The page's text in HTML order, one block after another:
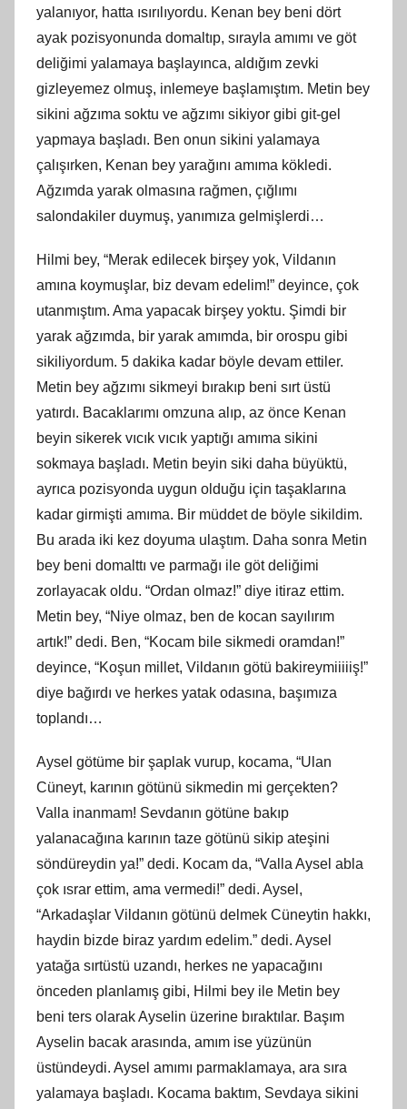
yalanıyor, hatta ısırılıyordu. Kenan bey beni dört
ayak pozisyonunda domaltıp, sırayla amımı ve göt
deliğimi yalamaya başlayınca, aldığım zevki
gizleyemez olmuş, inlemeye başlamıştım. Metin bey
sikini ağzıma soktu ve ağzımı sikiyor gibi git-gel
yapmaya başladı. Ben onun sikini yalamaya
çalışırken, Kenan bey yarağını amıma kökledi.
Ağzımda yarak olmasına rağmen, çığlımı
salondakiler duymuş, yanımıza gelmişlerdi…
Hilmi bey, “Merak edilecek birşey yok, Vildanın
amına koymuşlar, biz devam edelim!” deyince, çok
utanmıştım. Ama yapacak birşey yoktu. Şimdi bir
yarak ağzımda, bir yarak amımda, bir orospu gibi
sikiliyordum. 5 dakika kadar böyle devam ettiler.
Metin bey ağzımı sikmeyi bırakıp beni sırt üstü
yatırdı. Bacaklarımı omzuna alıp, az önce Kenan
beyin sikerek vıcık vıcık yaptığı amıma sikini
sokmaya başladı. Metin beyin siki daha büyüktü,
ayrıca pozisyonda uygun olduğu için taşaklarına
kadar girmişti amıma. Bir müddet de böyle sikildim.
Bu arada iki kez doyuma ulaştım. Daha sonra Metin
bey beni domalttı ve parmağı ile göt deliğimi
zorlayacak oldu. “Ordan olmaz!” diye itiraz ettim.
Metin bey, “Niye olmaz, ben de kocan sayılırım
artık!” dedi. Ben, “Kocam bile sikmedi oramdan!”
deyince, “Koşun millet, Vildanın götü bakireymiiiiiş!”
diye bağırdı ve herkes yatak odasına, başımıza
toplandı…
Aysel götüme bir şaplak vurup, kocama, “Ulan
Cüneyt, karının götünü sikmedin mi gerçekten?
Valla inanmam! Sevdanın götüne bakıp
yalanacağına karının taze götünü sikip ateşini
söndüreydin ya!” dedi. Kocam da, “Valla Aysel abla
çok ısrar ettim, ama vermedi!” dedi. Aysel,
“Arkadaşlar Vildanın götünü delmek Cüneytin hakkı,
haydin bizde biraz yardım edelim.” dedi. Aysel
yatağa sırtüstü uzandı, herkes ne yapacağını
önceden planlamış gibi, Hilmi bey ile Metin bey
beni ters olarak Ayselin üzerine bıraktılar. Başım
Ayselin bacak arasında, amım ise yüzünün
üstündeydi. Aysel amımı parmaklamaya, ara sıra
yalamaya başladı. Kocama baktım, Sevdaya sikini